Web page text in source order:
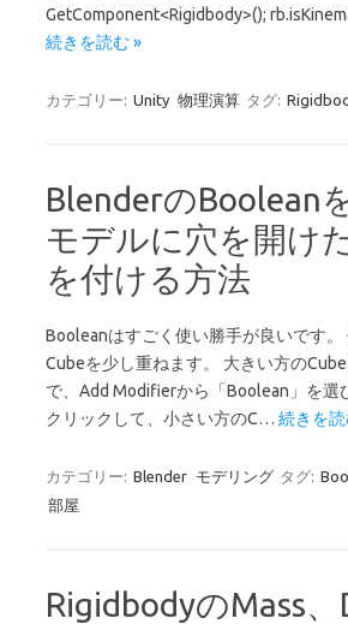
GetComponent<Rigidbody>();
続きを読む »
カテゴリー: Unity 物理演算 タグ:
BlenderのBoolean
モデルに穴を開け
を付ける方法
Booleanはすごく使い勝手が良いです。
Cubeを少し重ねます。 大きい方の
で、Add Modifierから「Boolean」を選
クリックして、小さい方のC… 続きを読
カテゴリー: Blender モデリング タグ:
部屋
RigidbodyのMass、